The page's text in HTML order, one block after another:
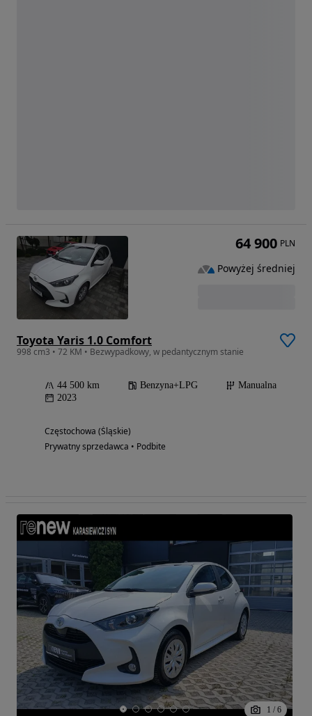
Toyota Yaris 1.0 Comfort
998 cm3 • 72 KM • Bezwypadkowy, w pedantycznym stanie
44 500 km Benzyna+LPG
Manualna
2023
Częstochowa (Śląskie)
Prywatny sprzedawca • Podbite
64 900 PLN
Powyżej średniej
1 / 6